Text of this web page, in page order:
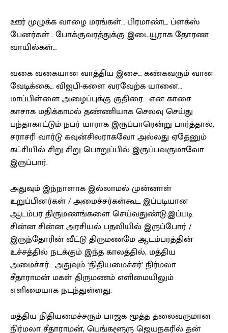
ஊர் முழுக்க வாழை மரங்கள்… பிரமாண்ட ப்ளக்ஸ்
பேனர்கள்… போக்குவரத்துக்கு இடையூராக தோரண
வாயில்கள்…
வகை வகையான வாத்திய இசை… கண்கவரும் வான
வேடிக்கை… விஐபி-களை வரவேற்க யானை…
மாப்பிள்ளை அழைப்புக்கு குதிரை… என காசை
காசாக மதிக்காமல் தண்ணியாக செலவு செய்து
பந்தாகாட்டும் நபர் யாராக இருப்பாரென்று பார்த்தால்,
சராசரி வார்டு கவுன்சிலராகவோ அல்லது ஏதேனும்
கட்சியில் சிறு சிறு பொறுப்பில் இருப்பவருமாவோ
இருப்பார்.
அதுவும் இந்நாளாக இல்லாமல் முன்னாள்
உறுப்பினர்கள் / அமைச்சர்கள்கூட இப்படியான
ஆடம்பர திருமணங்களை செய்வதுண்டு.இப்படி
சின்ன சின்ன அரசியல் பதவியில் இருப்போர் /
இருந்தோரின் வீட்டு திருமணமே ஆடம்பரத்தின்
உச்சத்தில் நடக்கும் இந்த காலத்தில், மத்திய
அமைச்சர்… அதுவும் ‘நிதியமைச்சர்’ நிர்மலா
சீதாராமன் மகள் திருமணம் எளிமையிலும்
எளிமையாக நடந்துள்ளது.
மத்திய நிதியமைச்சரும் பாஜக மூத்த தலைவருமான
நிர்மலா சீதாராமன், பெங்களூரு ஜெயநகரில் தன்